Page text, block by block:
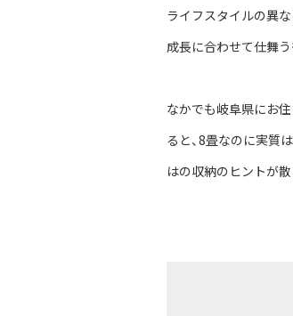
ライフスタイルの異
成長に合わせて仕舞
なかでも岐阜県にお
ると、8畳なのに実質
はの収納のヒントが